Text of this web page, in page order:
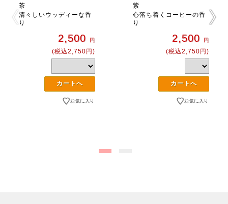
茶
清々しいウッディーな香
り
2,500 円
(税込2,750円)
紫
心落ち着くコーヒーの香
り
2,500 円
(税込2,750円)